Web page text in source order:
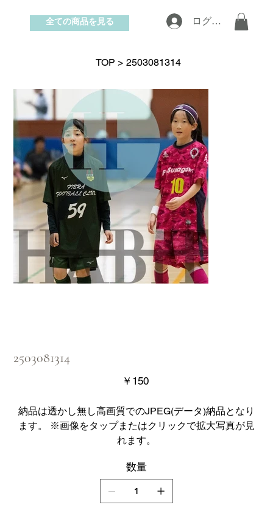
お問い合わせ
ログイン
全ての商品を見る
TOP > 2503081314
2503081314
価
格
￥150
納品は透かし無し高画質でのJPEG(データ)納品となり
ます。 ※画像をタップまたはクリックで拡大写真が見
れます。
数量